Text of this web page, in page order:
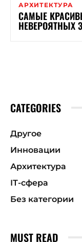
АРХИТЕКТУРА
САМЫЕ
НЕВЕРОЯТНЫХ
CATEGORIES
Другое
Инновации
Архитектура
ІТ-сфера
Без категории
MUST READ